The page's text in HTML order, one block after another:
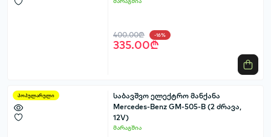
400.00₾ -16%
335.00₾
პოპულარული
საბავშვო ელექტრო მანქანა
Mercedes-Benz GM-505-B (2 ძრავა,
12V)
მარაგშია